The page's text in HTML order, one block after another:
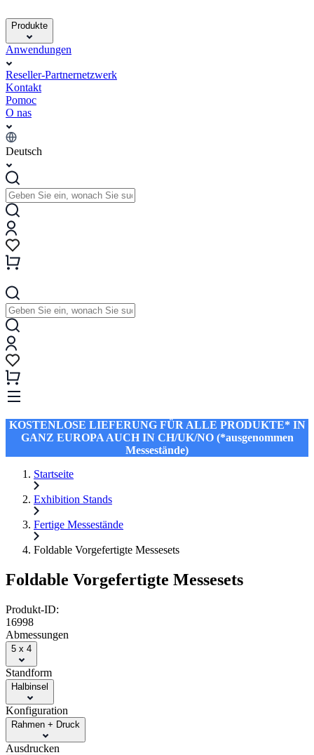
Produkte
Anwendungen
Reseller-Partnernetzwerk
Kontakt
Pomoc
O nas
Deutsch
KOSTENLOSE LIEFERUNG FÜR ALLE PRODUKTE* IN
GANZ EUROPA AUCH IN CH/UK/NO (*ausgenommen
Messestände)
Startseite
Exhibition Stands
Fertige Messestände
Foldable Vorgefertigte Messesets
Foldable Vorgefertigte Messesets
Produkt-ID:
16998
Abmessungen
5 x 4
Standform
Halbinsel
Konfiguration
Rahmen + Druck
Ausdrucken